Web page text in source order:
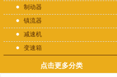
制动器
镇流器
减速机
变速箱
点击更多分类